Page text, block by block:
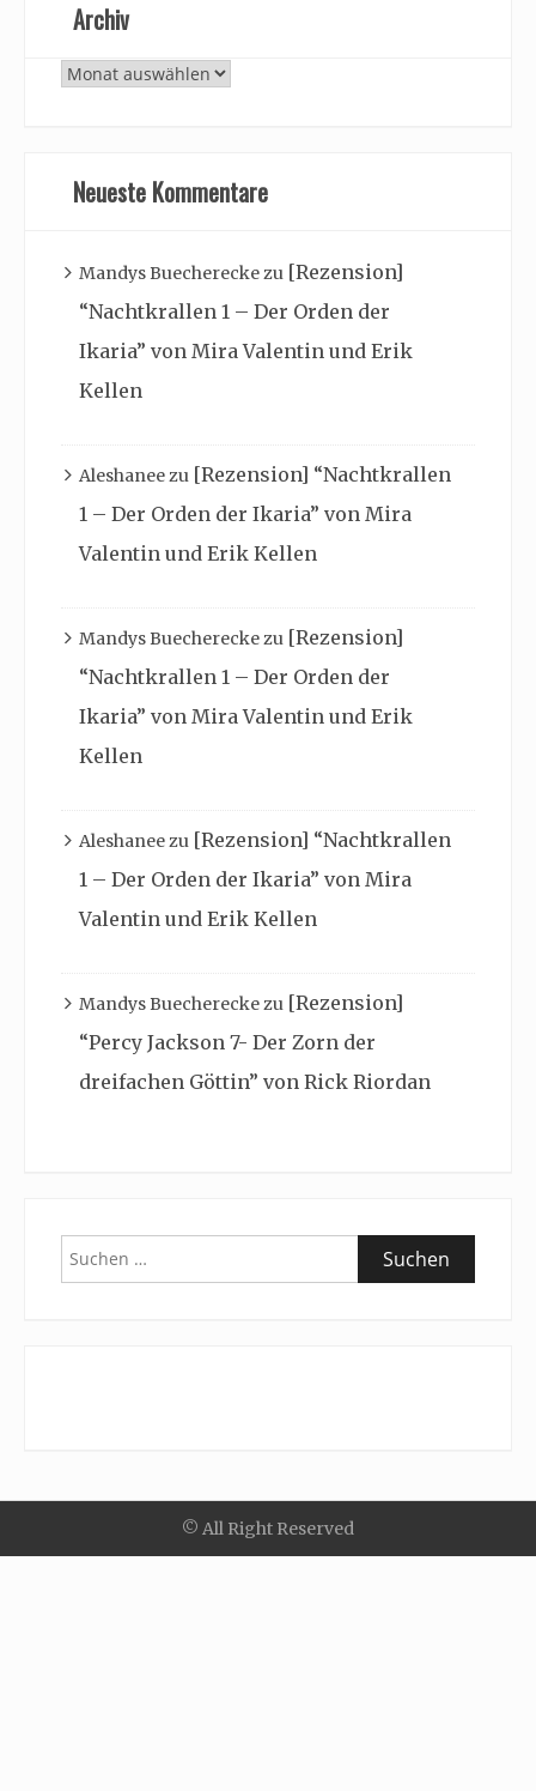
Archiv
Archiv
Neueste Kommentare
Mandys Buechereckezu [Rezension]
“Nachtkrallen 1 – Der Orden der
Ikaria” von Mira Valentin und Erik
Kellen
Aleshaneezu [Rezension] “Nachtkrallen
1 – Der Orden der Ikaria” von Mira
Valentin und Erik Kellen
Mandys Buechereckezu [Rezension]
“Nachtkrallen 1 – Der Orden der
Ikaria” von Mira Valentin und Erik
Kellen
Aleshaneezu [Rezension] “Nachtkrallen
1 – Der Orden der Ikaria” von Mira
Valentin und Erik Kellen
Mandys Buechereckezu [Rezension]
“Percy Jackson 7- Der Zorn der
dreifachen Göttin” von Rick Riordan
Suchen
nach:
© All Right Reserved